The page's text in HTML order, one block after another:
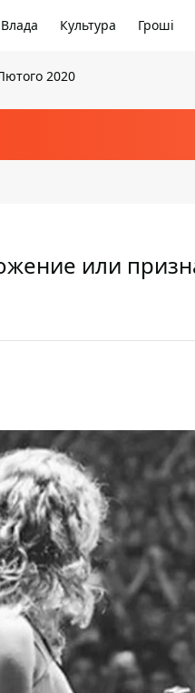
Влада Культура Гроші
2020
или